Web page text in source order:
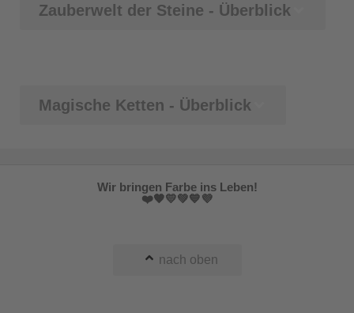
Zauberwelt der Steine - Überblick
Magische Ketten - Überblick
Wir bringen Farbe ins Leben!
❤️🧡💛💚💙💜
nach oben